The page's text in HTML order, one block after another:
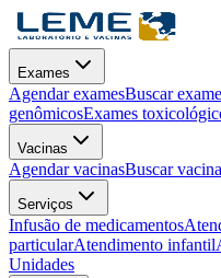
Exames
Agendar examesBuscar
genômicosExames
Vacinas
Agendar vacinasBuscar
Serviços
Infusão de medicamentos
particularAtendimento infantil
Unidades